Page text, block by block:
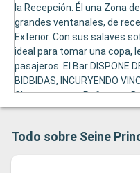
la Recepción. Él una Zona
grandes ventanales, de
Exterior. Con sus salaves
ideal para tomar una copa,
pasajeros. El Bar DISPONE
BIDBIDAS, INCURYENDO
Champagnes y Refescos.
Vec, Realizan Cometicions,
Grastuita Drané Todo El
Todo sobre Seine